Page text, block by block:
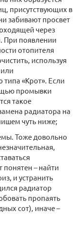
присутствующих в
забивают просвет
через
При появлении
отопителя
используя
типа «Крот». Если
промывки
такое
радиатора на
чуть ниже;
Тоже довольно
понятен – найти
и устранить
радиатор
пропаять
сот), иначе –